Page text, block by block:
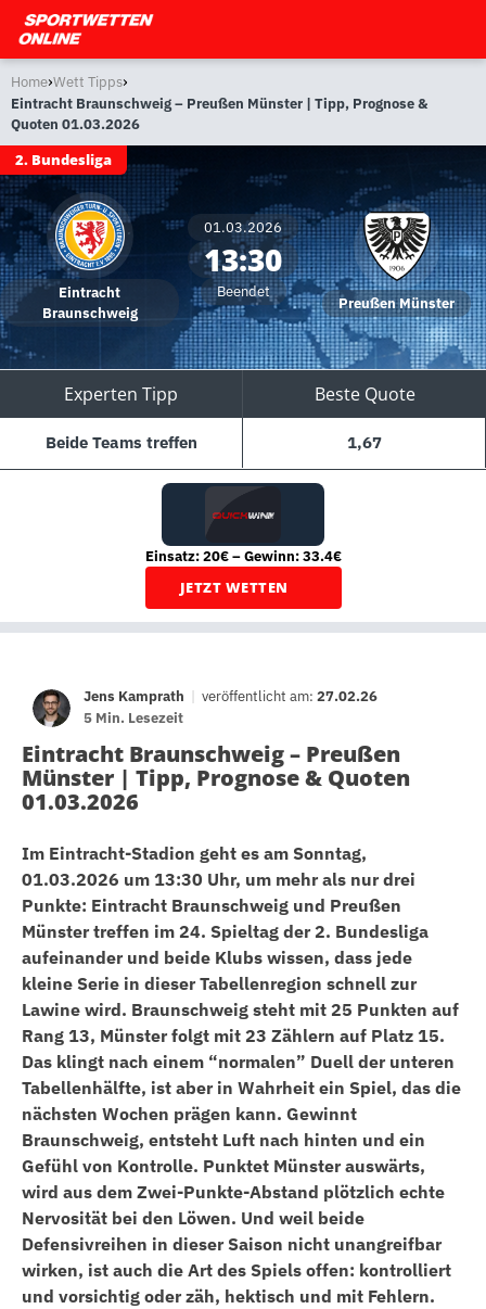
Home›Wett Tipps›
Eintracht Braunschweig – Preußen Münster | Tipp, Prognose &
Quoten 01.03.2026
2. Bundesliga
Eintracht
Braunschweig
01.03.2026
13:30
Beendet
Preußen Münster
Experten Tipp Beste Quote
Beide Teams treffen 1,67
Einsatz: 20€ – Gewinn: 33.4€
JETZT WETTEN
Jens Kamprath | veröffentlicht am: 27.02.26
5 Min. Lesezeit
Eintracht Braunschweig – Preußen
Münster | Tipp, Prognose & Quoten
01.03.2026
Im Eintracht-Stadion geht es am Sonntag,
01.03.2026 um 13:30 Uhr, um mehr als nur drei
Punkte: Eintracht Braunschweig und Preußen
Münster treffen im 24. Spieltag der 2. Bundesliga
aufeinander und beide Klubs wissen, dass jede
kleine Serie in dieser Tabellenregion schnell zur
Lawine wird. Braunschweig steht mit 25 Punkten auf
Rang 13, Münster folgt mit 23 Zählern auf Platz 15.
Das klingt nach einem “normalen” Duell der unteren
Tabellenhälfte, ist aber in Wahrheit ein Spiel, das die
nächsten Wochen prägen kann. Gewinnt
Braunschweig, entsteht Luft nach hinten und ein
Gefühl von Kontrolle. Punktet Münster auswärts,
wird aus dem Zwei-Punkte-Abstand plötzlich echte
Nervosität bei den Löwen. Und weil beide
Defensivreihen in dieser Saison nicht unangreifbar
wirken, ist auch die Art des Spiels offen: kontrolliert
und vorsichtig oder zäh, hektisch und mit Fehlern.